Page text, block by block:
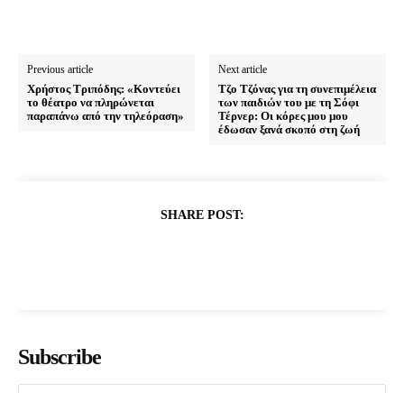
Previous article
Χρήστος Τριπόδης: «Κοντεύει
το θέατρο να πληρώνεται
παραπάνω από την τηλεόραση»
Next article
Τζο Τζόνας για τη συνεπιμέλεια
των παιδιών του με τη Σόφι
Τέρνερ: Οι κόρες μου μου
έδωσαν ξανά σκοπό στη ζωή
SHARE POST:
Subscribe